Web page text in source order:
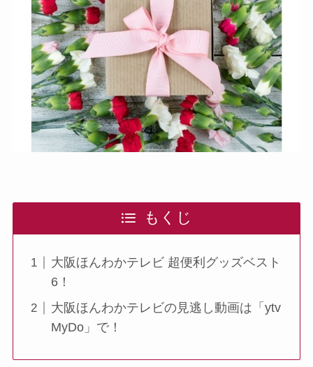
もくじ
大阪ほんわかテレビ 超便利グッズベスト
6！
大阪ほんわかテレビの見逃し動画は「ytv
MyDo」で！